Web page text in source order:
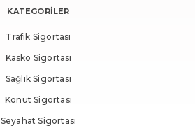
KATEGORİLER
Trafik Sigortası
Kasko Sigortası
Sağlık Sigortası
Konut Sigortası
Seyahat Sigortası